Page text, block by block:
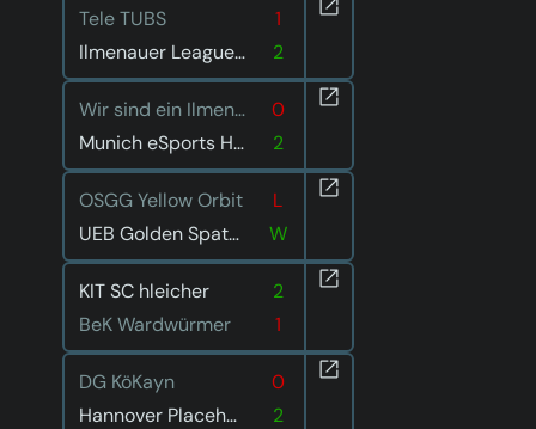
Tele TUBS
1
Ilmenauer Leaguen im Liegen
2
Wir sind ein Ilmenauer Team
0
Munich eSports Hungry Hedgehogs
2
OSGG Yellow Orbit
L
UEB Golden Spatuler
W
KIT SC hleicher
2
BeK Wardwürmer
1
DG KöKayn
0
Hannover Placeholders
2